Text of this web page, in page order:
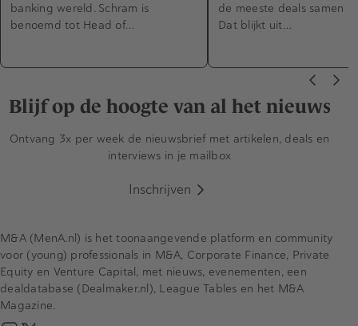
banking wereld. Schram is
benoemd tot Head of…
de meeste deals samen
Dat blijkt uit…
Blijf op de hoogte van al het nieuws
Ontvang 3x per week de nieuwsbrief met artikelen, deals en
interviews in je mailbox
Inschrijven
M&A (MenA.nl) is het toonaangevende platform en community
voor (young) professionals in M&A, Corporate Finance, Private
Equity en Venture Capital, met nieuws, evenementen, een
dealdatabase (Dealmaker.nl), League Tables en het M&A
Magazine.